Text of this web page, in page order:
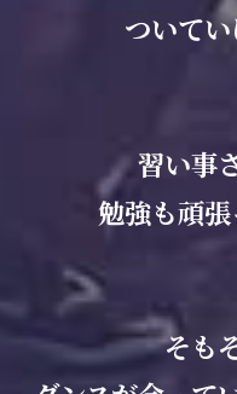
ついて
習い事
勉強も頑張
そも